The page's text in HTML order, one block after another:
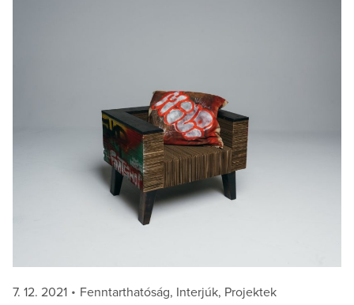
Posted
7. 12. 2021 Categories
Fenntarthatóság, Interjúk, Projektek